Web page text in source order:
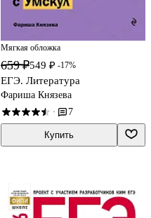
Мягкая обложка
659 ₽549 ₽ -17%
ЕГЭ. Литература
Фариша Князева
· 7
Купить